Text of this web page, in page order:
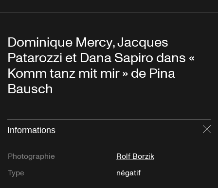
Dominique Mercy, Jacques
Patarozzi et Dana Sapiro dans «
Komm tanz mit mir » de Pina
Bausch
Informations
Photographie
Rolf Borzik
Type
négatif